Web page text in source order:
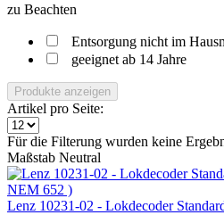
zu Beachten
Entsorgung nicht im
geeignet ab 14 Jahre
Produkte anzeigen
Artikel pro Seite:
Für die Filterung wurden keine
Maßstab Neutral
Lenz 10231-02 - Lokdecoder